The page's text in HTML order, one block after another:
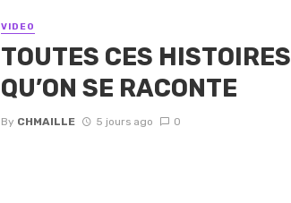
VIDEO
TOUTES CES HISTOIRES
QU’ON SE RACONTE
By CHMAILLE 5 jours ago 0